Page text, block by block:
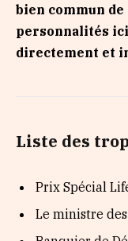
bien commun de
personnalités
directement et
Liste des
Prix Spécial
Le ministre